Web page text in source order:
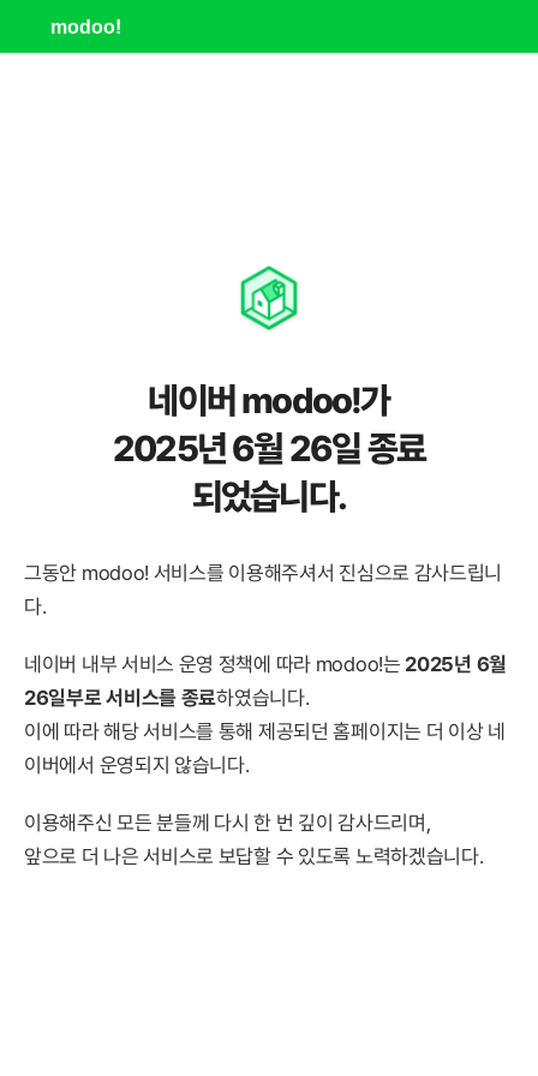
modoo!
네이버 modoo!가
2025년 6월 26일 종료
되었습니다.
그동안 modoo! 서비스를 이용해주셔서 진심으로 감사드립니
다.
네이버 내부 서비스 운영 정책에 따라 modoo!는 2025년 6월
26일부로 서비스를 종료하였습니다.
이에 따라 해당 서비스를 통해 제공되던 홈페이지는 더 이상 네
이버에서 운영되지 않습니다.
이용해주신 모든 분들께 다시 한 번 깊이 감사드리며,
앞으로 더 나은 서비스로 보답할 수 있도록 노력하겠습니다.